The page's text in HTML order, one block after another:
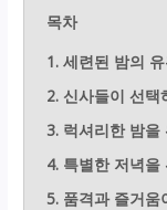
목차
1. 세련된 밤의
2. 신사들이 선
3. 럭셔리한 밤을
4. 특별한 저녁
5. 품격과 즐거